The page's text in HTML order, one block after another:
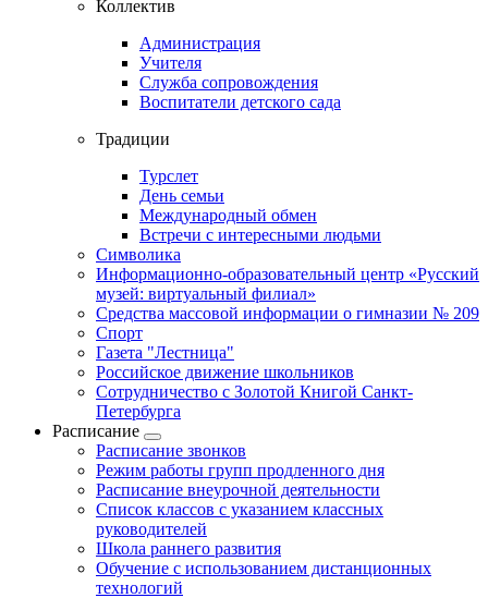
Коллектив
Администрация
Учителя
Служба сопровождения
Воспитатели детского сада
Традиции
Турслет
День семьи
Международный обмен
Встречи с интересными людьми
Символика
Информационно-образовательный центр «Русский
музей: виртуальный филиал»
Средства массовой информации о гимназии № 209
Спорт
Газета "Лестница"
Российское движение школьников
Сотрудничество с Золотой Книгой Санкт-
Петербурга
Расписание
Расписание звонков
Режим работы групп продленного дня
Расписание внеурочной деятельности
Список классов с указанием классных
руководителей
Школа раннего развития
Обучение с использованием дистанционных
технологий